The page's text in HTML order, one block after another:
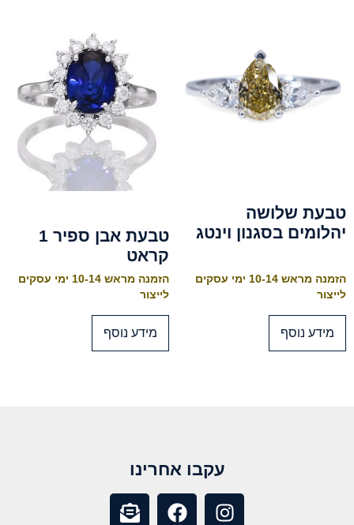
טבעת שלושה
יהלומים בסגנון וינטג
הזמנה מראש 10-14 ימי עסקים
לייצור
מידע נוסף
טבעת אבן ספיר 1
קראט
הזמנה מראש 10-14 ימי עסקים
לייצור
מידע נוסף
עקבו אחרינו